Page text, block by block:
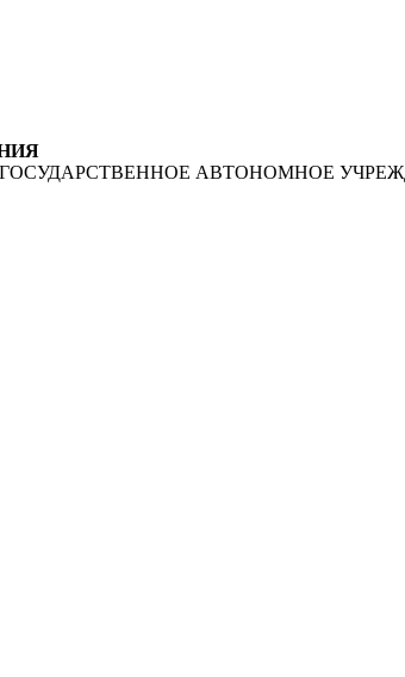
ГОСУДАРСТВЕННОЕ АВТОНОМНОЕ